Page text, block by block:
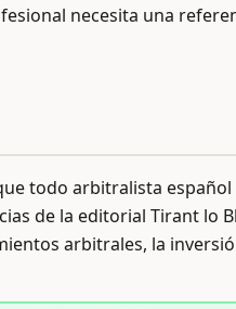
necesita una
todo arbitralista
de la editorial Tirant lo
arbitrales, la